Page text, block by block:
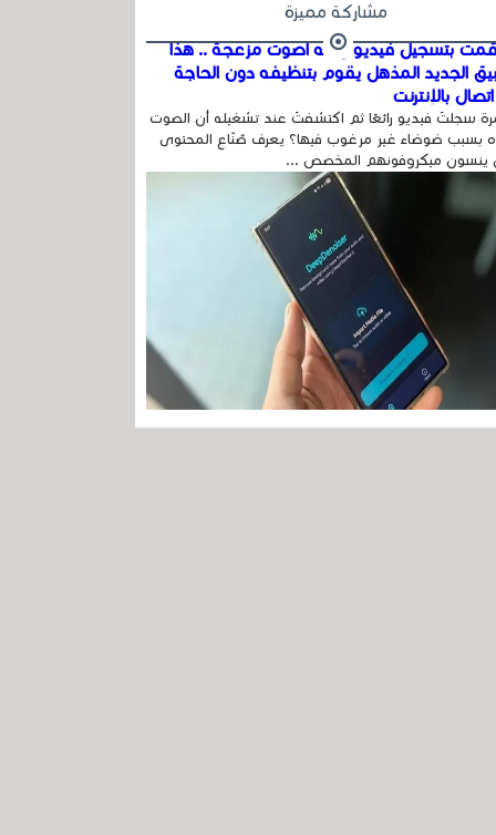
مشاركة مميزة
بتسجيل فيديو وفيه أصوت مزعجة .. هذا
الجديد المذهل يقوم بتنظيفه دون الحاجة
بالإنترنت
سجلتَ فيديو رائعًا ثم اكتشفتَ عند تشغيله أن الصوت
بسبب ضوضاء غير مرغوب فيها؟ يعرف صُنّاع المحتوى
ينسون ميكروفونهم المخصص ...